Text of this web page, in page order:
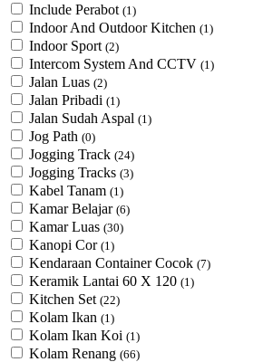
Include Perabot (1)
Indoor And Outdoor Kitchen (1)
Indoor Sport (2)
Intercom System And CCTV (1)
Jalan Luas (2)
Jalan Pribadi (1)
Jalan Sudah Aspal (1)
Jog Path (0)
Jogging Track (24)
Jogging Tracks (3)
Kabel Tanam (1)
Kamar Belajar (6)
Kamar Luas (30)
Kanopi Cor (1)
Kendaraan Container Cocok (7)
Keramik Lantai 60 X 120 (1)
Kitchen Set (22)
Kolam Ikan (1)
Kolam Ikan Koi (1)
Kolam Renang (66)